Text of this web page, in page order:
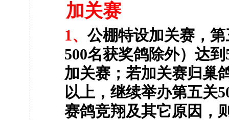
加关赛
1、 公棚特设加关赛，
500名获奖鸽除外）达到
加关赛；若加关赛归巢
以上，继续举办第五关
赛鸽竞翔及其它原因，